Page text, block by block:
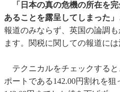
「日本の真の危機の所在を
あることを露呈してしまった
報道のみならず、英国の論調
ます。関税に関しての報道に
テクニカルをチェックすると
ポートである142.00円割れを狙